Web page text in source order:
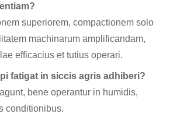
superiorem, compactionem solo
machinarum amplificandam,
efficacius et tutius operari.
fatigat in siccis agris adhiberi?
bene operantur in humidis,
conditionibus.